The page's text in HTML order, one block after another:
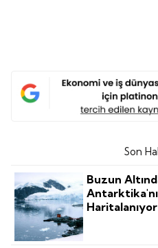
Son
Buzun
Haritalanıyor